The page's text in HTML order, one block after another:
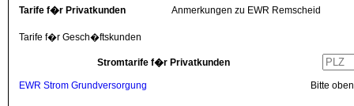
Tarife f�r Privatkunden Anmerkungen zu EWR Remscheid
Tarife f�r Gesch�ftskunden
Stromtarife f�r Privatkunden
EWR Strom Grundversorgung Bitte